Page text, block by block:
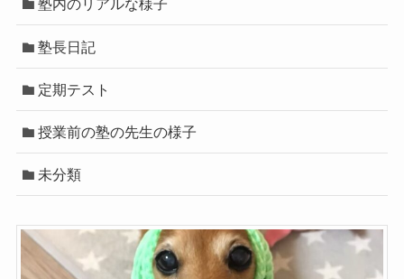
塾内のリアルな様子
塾長日記
定期テスト
授業前の塾の先生の様子
未分類